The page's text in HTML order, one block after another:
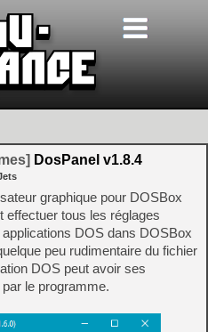
DosPanel v1.8.4
graphique pour DOSBox
effectuer tous les réglages
DOS dans DOSBox
peu rudimentaire du fichier
DOS peut avoir ses
le programme.